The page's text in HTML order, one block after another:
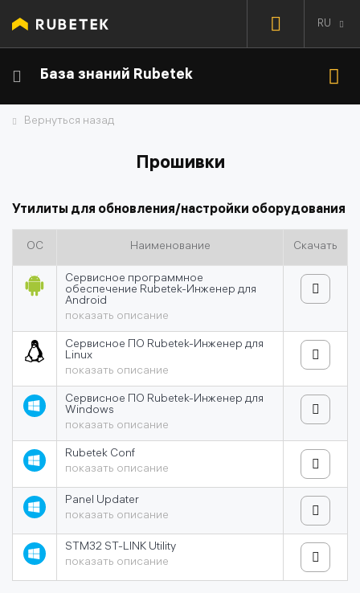
RU
База знаний Rubetek
Вернуться назад
Прошивки
Утилиты для обновления/настройки оборудования
ОС Наименование Скачать
Сервисное программное
обеспечение Rubetek-Инженер для
Android
показать описание
Сервисное ПО Rubetek-Инженер для
Linux
показать описание
Сервисное ПО Rubetek-Инженер для
Windows
показать описание
Rubetek Conf
показать описание
Panel Updater
показать описание
STM32 ST-LINK Utility
показать описание